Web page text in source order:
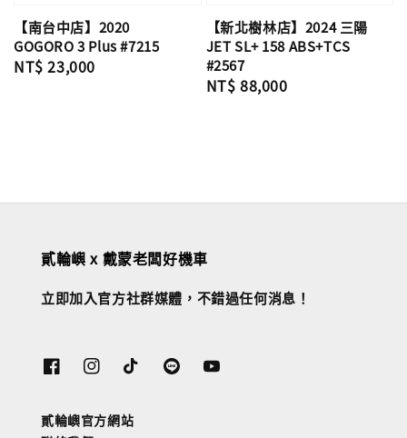
【南台中店】2020
GOGORO 3 Plus #7215
Regular
NT$ 23,000
【新北樹林店】2024 三陽
JET SL+ 158 ABS+TCS
#2567
Regular
NT$ 88,000
貳輪嶼 x 戴蒙老闆好機車
立即加入官方社群媒體，不錯過任何消息！
貳輪嶼官方網站